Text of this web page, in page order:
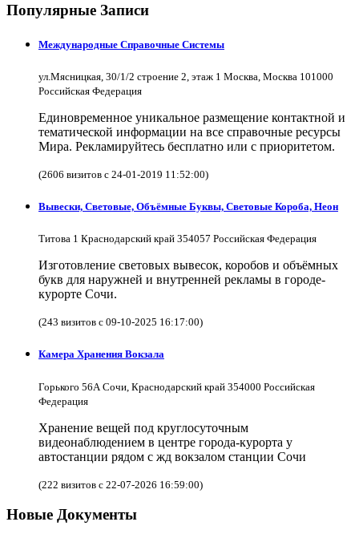
Популярные Записи
Международные Справочные Системы
ул.Мясницкая, 30/1/2 строение 2, этаж 1 Москва, Москва 101000
Российская Федерация
Единовременное уникальное размещение контактной и
тематической информации на все справочные ресурсы
Мира. Рекламируйтесь бесплатно или с приоритетом.
(2606 визитов с 24-01-2019 11:52:00)
Вывески, Световые, Объёмные Буквы, Световые Короба, Неон
Титова 1 Краснодарский край 354057 Российская Федерация
Изготовление световых вывесок, коробов и объёмных
букв для наружней и внутренней рекламы в городе-
курорте Сочи.
(243 визитов с 09-10-2025 16:17:00)
Камера Хранения Вокзала
Горького 56А Сочи, Краснодарский край 354000 Российская
Федерация
Хранение вещей под круглосуточным
видеонаблюдением в центре города-курорта у
автостанции рядом с жд вокзалом станции Сочи
(222 визитов с 22-07-2026 16:59:00)
Новые Документы